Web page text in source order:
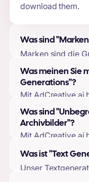
download them.
Was sind
Marken sind die
auf AdCreative.ai.
erstellen, können
Markenfarben
verknüpfen. Dies
Machine-
Designs und
zuzuschneiden
gewährleisten.
Was meinen Sie
Generations"?
Mit AdCreative.ai
viele Werbemittel
unabhängig
verwendet haben
entscheiden, Ihre
herunterzuladen.
Was sind
Archivbilder"?
Mit AdCreative.ai
Ihren
Bilder sind in
Was ist "Text
Unser